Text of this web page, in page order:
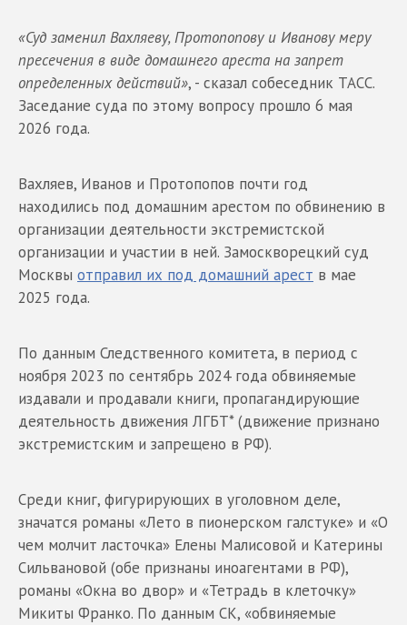
«Суд заменил Вахляеву, Протопопову и Иванову меру
пресечения в виде домашнего ареста на запрет
определенных действий», - сказал собеседник ТАСС.
Заседание суда по этому вопросу прошло 6 мая
2026 года.
Вахляев, Иванов и Протопопов почти год
находились под домашним арестом по обвинению в
организации деятельности экстремистской
организации и участии в ней. Замоскворецкий суд
Москвы отправил их под домашний арест в мае
2025 года.
По данным Следственного комитета, в период с
ноября 2023 по сентябрь 2024 года обвиняемые
издавали и продавали книги, пропагандирующие
деятельность движения ЛГБТ* (движение признано
экстремистским и запрещено в РФ).
Среди книг, фигурирующих в уголовном деле,
значатся романы «‎Лето в пионерском галстуке» и «‎О
чем молчит ласточка» Елены Малисовой и Катерины
Сильвановой (обе признаны иноагентами в РФ),
романы «‎Окна во двор» и «‎Тетрадь в клеточку»
Микиты Франко. По данным СК, «обвиняемые